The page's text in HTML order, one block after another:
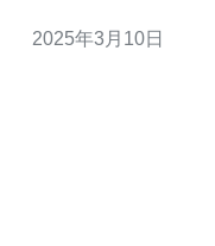
验。 香港作为亚太地区的互联网枢纽，拥有极好的网络基
2025年3月10日